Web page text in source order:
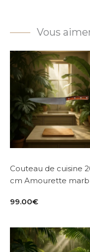
Vous
Couteau de cuisine
cm Amourette
99.00€